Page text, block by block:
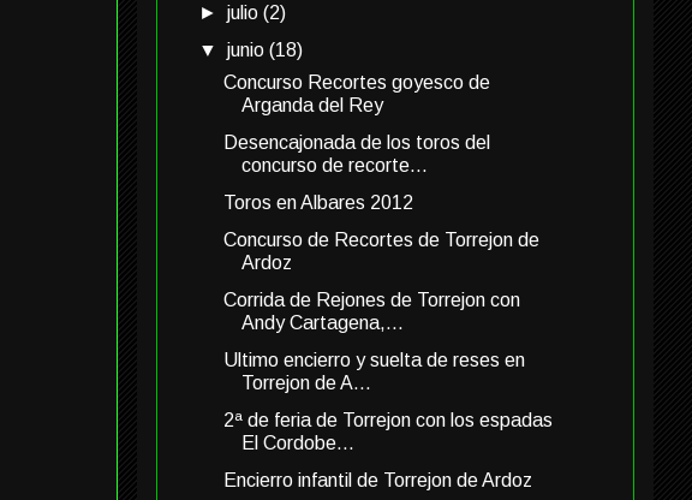
►julio(2)
▼junio(18)
Concurso Recortes goyesco de
Arganda del Rey
Desencajonada de los toros del
concurso de recorte...
Toros en Albares 2012
Concurso de Recortes de Torrejon de
Ardoz
Corrida de Rejones de Torrejon con
Andy Cartagena,...
Ultimo encierro y suelta de reses en
Torrejon de A...
2ª de feria de Torrejon con los espadas
El Cordobe...
Encierro infantil de Torrejon de Ardoz